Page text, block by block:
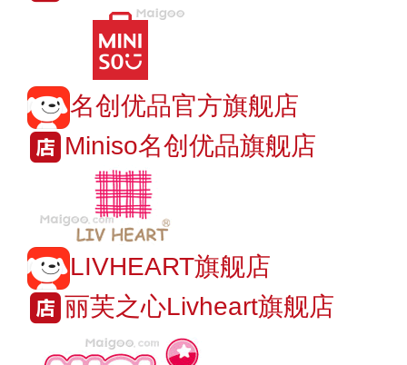
名创优品官方旗舰店
Miniso名创优品旗舰店
LIVHEART旗舰店
丽芙之心Livheart旗舰店